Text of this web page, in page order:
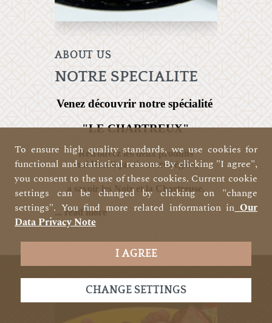
ABOUT US
NOTRE SPECIALITE
Venez découvrir notre spécialité
"LE CHARTREUX"
Retrouvez les deux produits
emblématique de notre région,
a savoir les Noix et la Chartreuse.
... read more
To ensure high quality standards, we use cookies for
functional and statistical reasons. By clicking "I agree",
you consent to the use of these cookies. Current cookie
settings can be changed by clicking on "change
settings". You find more related information inOur
Data Privacy Note
CHANGE SETTINGS
I AGREE